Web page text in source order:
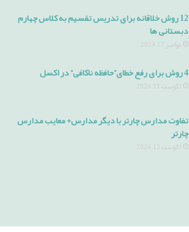
12 روش خلاقانه برای تدریس تقسیم به کلاس چهارم
دبستانی ها
نوامبر 17, 2024
4 روش برای رفع خطای”حافظه ناکافی” در اکسل
آگوست 11, 2024
تفاوت مدارس چارتر با دیگر مدارس+ معایب مدارس
چارتر
آگوست 13, 2024